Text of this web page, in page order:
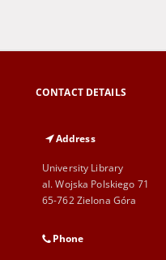
CONTACT DETAILS
Address
University Library
al. Wojska Polskiego 71
65-762 Zielona Góra
Phone